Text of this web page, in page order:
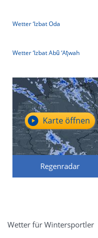
Wetter ‘Izbat Oda
Wetter ‘Izbat Abū ‘Aţwah
Regenradar
Karte öffnen
Wetter für Wintersportler